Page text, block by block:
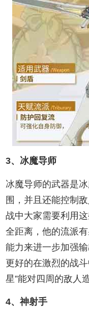
3、冰魔导师
冰魔导师的武器是
围，并且还能控制
战中大家需要利用
全距离，他的流派
能力来进一步加强
更好的在激烈的战
星”能对四周的敌人
4、神射手